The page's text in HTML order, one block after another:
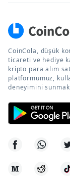
CoinCola, düşük
ticareti ve hediye
kripto para alım
platformumuz,
deneyimini sunmak